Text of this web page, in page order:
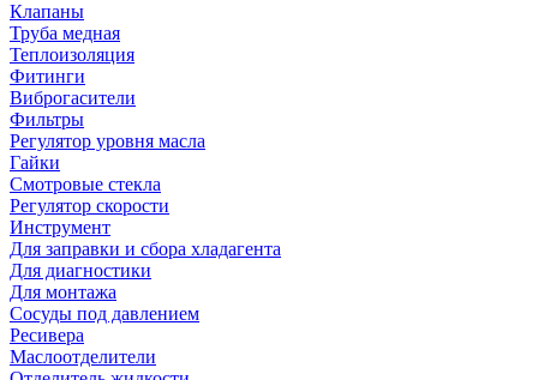
Клапаны
Труба медная
Теплоизоляция
Фитинги
Виброгасители
Фильтры
Регулятор уровня масла
Гайки
Смотровые стекла
Регулятор скорости
Инструмент
Для заправки и сбора хладагента
Для диагностики
Для монтажа
Сосуды под давлением
Ресивера
Маслоотделители